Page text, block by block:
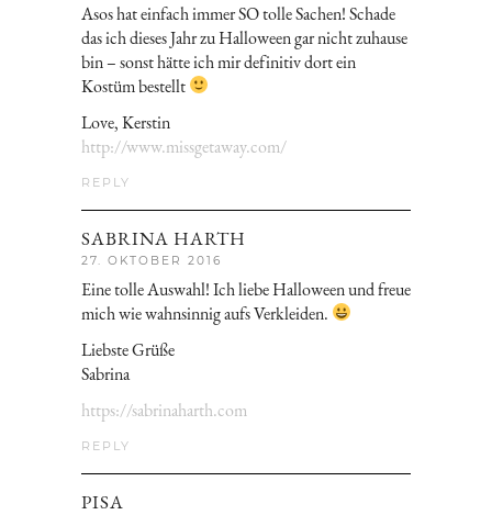
Asos hat einfach immer SO tolle Sachen! Schade
das ich dieses Jahr zu Halloween gar nicht zuhause
bin – sonst hätte ich mir definitiv dort ein
Kostüm bestellt
Love, Kerstin
http://www.missgetaway.com/
REPLY
SABRINA HARTH
27. OKTOBER 2016
Eine tolle Auswahl! Ich liebe Halloween und freue
mich wie wahnsinnig aufs Verkleiden.
Liebste Grüße
Sabrina
https://sabrinaharth.com
REPLY
PISA